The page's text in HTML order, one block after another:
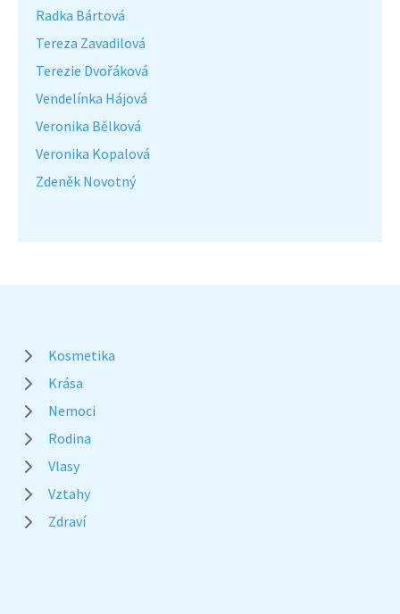
Radka Bártová
Tereza Zavadilová
Terezie Dvořáková
Vendelínka Hájová
Veronika Bělková
Veronika Kopalová
Zdeněk Novotný
Kosmetika
Krása
Nemoci
Rodina
Vlasy
Vztahy
Zdraví